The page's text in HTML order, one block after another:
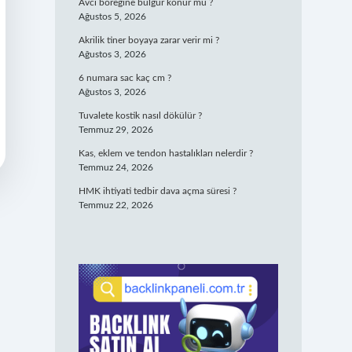
Avcı böreğine bulgur konur mu ?
Ağustos 5, 2026
Akrilik tiner boyaya zarar verir mi ?
Ağustos 3, 2026
6 numara sac kaç cm ?
Ağustos 3, 2026
Tuvalete kostik nasıl dökülür ?
Temmuz 29, 2026
Kas, eklem ve tendon hastalıkları nelerdir ?
Temmuz 24, 2026
HMK ihtiyati tedbir dava açma süresi ?
Temmuz 22, 2026